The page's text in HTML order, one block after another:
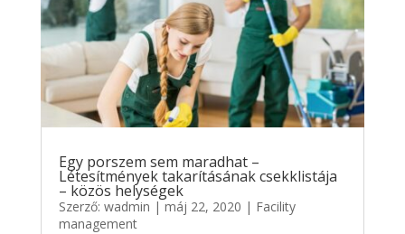
Egy porszem sem maradhat –
Létesítmények takarításának csekklistája
– közös helységek
Szerző: wadmin | máj 22, 2020 | Facility
management